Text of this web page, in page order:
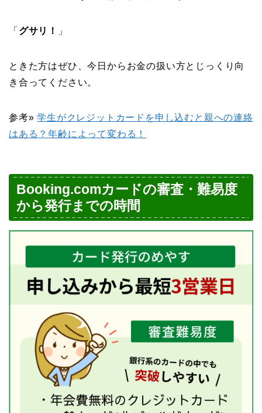
「 グサリ！ 」
ときた方はぜひ、今日からお金の扱い方とじっくり向
き合ってください。
参考»学生がクレジットカードを申し込むと親への連絡
はある？年齢によって変わる！
Booking.comカードの審査・難易度
から発行までの時間